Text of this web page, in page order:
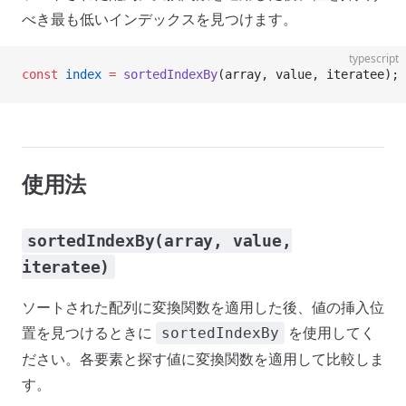
べき最も低いインデックスを見つけます。
typescript
const index = sortedIndexBy(array, value, iteratee);
使用法
sortedIndexBy(array, value,
iteratee)
ソートされた配列に変換関数を適用した後、値の挿入位
置を見つけるときに
sortedIndexBy
を使用してく
ださい。各要素と探す値に変換関数を適用して比較しま
す。